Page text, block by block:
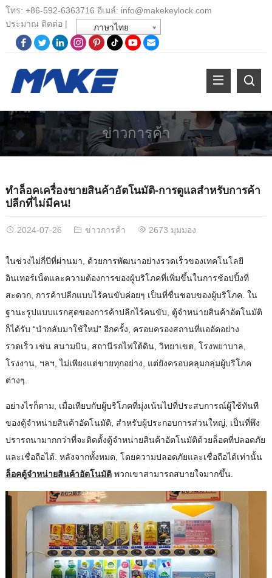
โทร: +86-592-6363716 อีเมล์: info@makekeylock.com
ประมาณ ติดต่อ | ภาษาไทย
ข่าวการค้า
ทำล็อคเครื่องขายสินค้าอัตโนมัติ-การดูแลสำหรับการค้า
ปลีกที่ไม่มีคน!
2024-07-26 ข่าวการค้า 2673 มุมมอง
ในช่วงไม่กี่ปีที่ผ่านมา, ด้วยการพัฒนาอย่างรวดเร็วของเทคโนโลยี
อินเทอร์เน็ตและความต้องการของผู้บริโภคที่เพิ่มขึ้นในการช้อปปิ้งที่
สะดวก, การค้าปลีกแบบไร้คนขับค่อยๆ เป็นที่ชื่นชอบของผู้บริโภค. ใน
ฐานะรูปแบบแรกสุดของการค้าปลีกไร้คนขับ, ตู้จําหน่ายสินค้าอัตโนมัติ
ก็ได้รับ “นํากลับมาใช้ใหม่” อีกครั้ง, ครอบครองสถานที่แออัดอย่าง
รวดเร็ว เช่น สนามบิน, สถานีรถไฟใต้ดิน, วิทยาเขต, โรงพยาบาล,
โรงงาน, ฯลฯ, ไม่เพียงแต่ขายทุกอย่าง, แต่ยังครอบคลุมกลุ่มผู้บริโภค
ต่างๆ.
อย่างไรก็ตาม, เมื่อเทียบกับผู้บริโภคที่มุ่งเน้นไปที่ประสบการณ์ผู้ใช้ทันที
ของตู้จําหน่ายสินค้าอัตโนมัติ, สําหรับผู้ประกอบการส่วนใหญ่, เป็นที่พึง
ปรารถนามากกว่าที่จะติดตั้งตู้จําหน่ายสินค้าอัตโนมัติด้วยล็อคที่ปลอดภัย
และเชื่อถือได้. หลังจากทั้งหมด, โดยความปลอดภัยและเชื่อถือได้เท่านั้น
ล็อคตู้จำหน่ายสินค้าอัตโนมัติพวกเขาสามารถสบายใจมากขึ้น.